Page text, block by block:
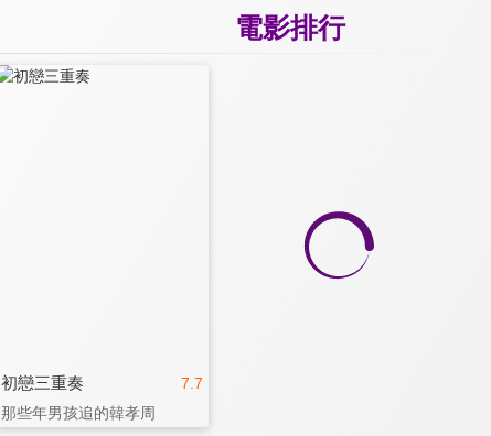
電影排行
7.7
初戀三重奏
那些年男孩追的韓孝周